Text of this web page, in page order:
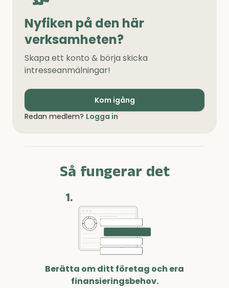
Nyfiken på den här
verksamheten?
Skapa ett konto & börja skicka
intresseanmälningar!
Kom igång
Redan medlem? Logga in
Så fungerar det
1.
Berätta om ditt företag och era
finansieringsbehov.